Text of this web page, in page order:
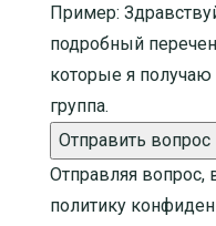
Пример:
подробный
которые я
группа.
Отправить вопрос
Отправляя вопрос,
политику